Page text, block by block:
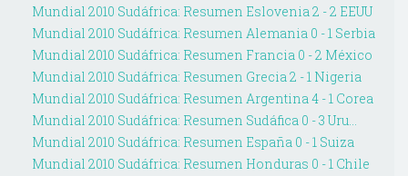
Mundial 2010 Sudáfrica: Resumen Eslovenia 2 - 2 EEUU
Mundial 2010 Sudáfrica: Resumen Alemania 0 - 1 Serbia
Mundial 2010 Sudáfrica: Resumen Francia 0 - 2 México
Mundial 2010 Sudáfrica: Resumen Grecia 2 - 1 Nigeria
Mundial 2010 Sudáfrica: Resumen Argentina 4 - 1 Corea
Mundial 2010 Sudáfrica: Resumen Sudáfica 0 - 3 Uru...
Mundial 2010 Sudáfrica: Resumen España 0 - 1 Suiza
Mundial 2010 Sudáfrica: Resumen Honduras 0 - 1 Chile